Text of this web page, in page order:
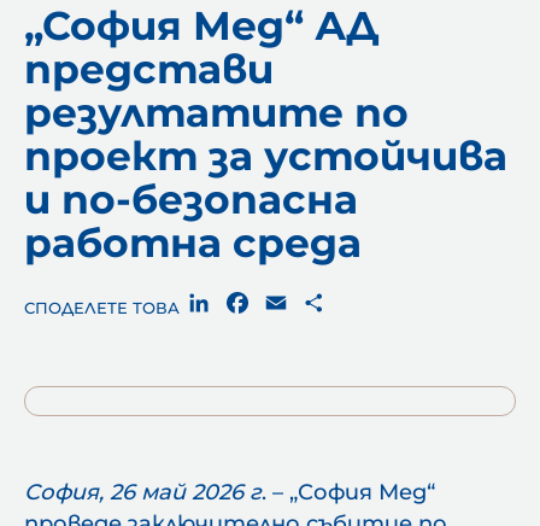
„София Мед“ АД
представи
резултатите по
проект за устойчива
и по-безопасна
работна среда
СПОДЕЛЕТЕ ТОВА LinkedInFacebook
Email
София, 26 май 2026 г. – „София Мед“